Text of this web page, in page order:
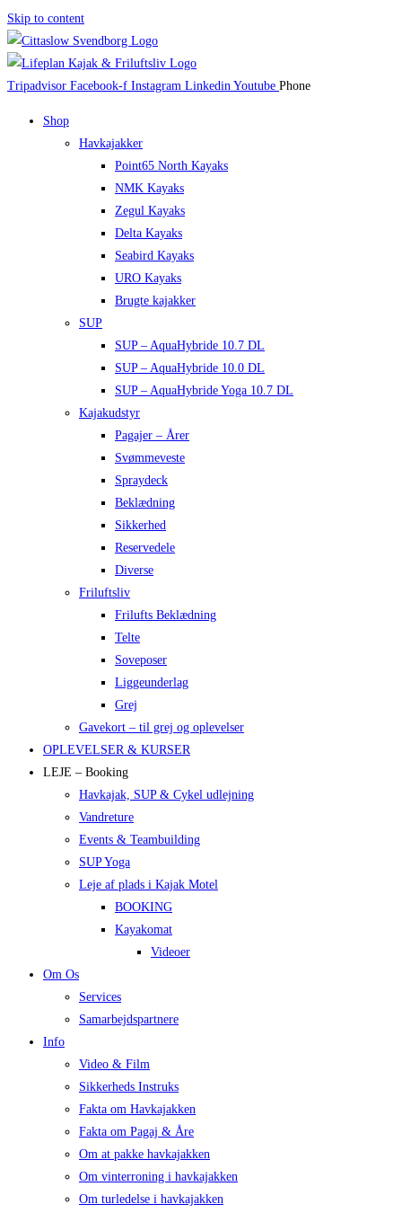
Skip to content
Tripadvisor Facebook-f Instagram Linkedin Youtube Phone
Shop
Havkajakker
Point65 North Kayaks
NMK Kayaks
Zegul Kayaks
Delta Kayaks
Seabird Kayaks
URO Kayaks
Brugte kajakker
SUP
SUP – AquaHybride 10.7 DL
SUP – AquaHybride 10.0 DL
SUP – AquaHybride Yoga 10.7 DL
Kajakudstyr
Pagajer – Årer
Svømmeveste
Spraydeck
Beklædning
Sikkerhed
Reservedele
Diverse
Friluftsliv
Frilufts Beklædning
Telte
Soveposer
Liggeunderlag
Grej
Gavekort – til grej og oplevelser
OPLEVELSER & KURSER
LEJE – Booking
Havkajak, SUP & Cykel udlejning
Vandreture
Events & Teambuilding
SUP Yoga
Leje af plads i Kajak Motel
BOOKING
Kayakomat
Videoer
Om Os
Services
Samarbejdspartnere
Info
Video & Film
Sikkerheds Instruks
Fakta om Havkajakken
Fakta om Pagaj & Åre
Om at pakke havkajakken
Om vinterroning i havkajakken
Om turledelse i havkajakken